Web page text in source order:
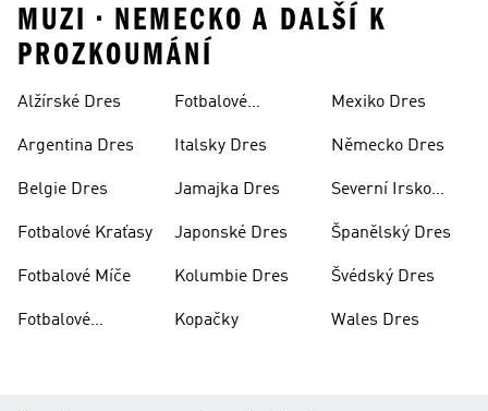
MUZI • NEMECKO A DALŠÍ K
PROZKOUMÁNÍ
Alžírské Dres
Argentina Dres
Belgie Dres
Fotbalové Kraťasy
Fotbalové Míče
Fotbalové
Fotbalové
Italsky Dres
Jamajka Dres
Japonské Dres
Kolumbie Dres
Kopačky
Mexiko Dres
Německo Dres
Severní Irsko
Španělský Dres
Švédský Dres
Wales Dres